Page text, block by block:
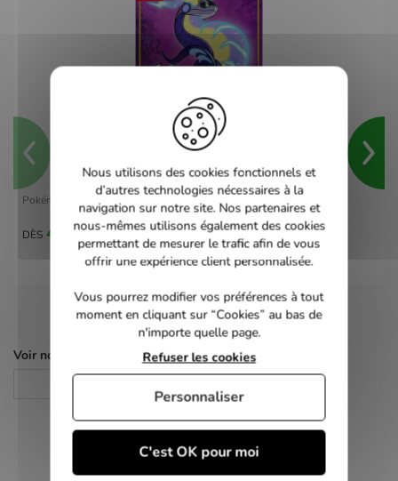
Pokémon Violet - switch
DÈS 40,00 €
Voir nos autres pages :
Jeux Switch
Nous utilisons des cookies fonctionnels et
d’autres technologies nécessaires à la
navigation sur notre site. Nos partenaires et
nous-mêmes utilisons également des cookies
permettant de mesurer le trafic afin de vous
offrir une expérience client personnalisée.
Vous pourrez modifier vos préférences à tout
moment en cliquant sur “Cookies” au bas de
n'importe quelle page.
C'est OK pour moi
Refuser les cookies
Personnaliser